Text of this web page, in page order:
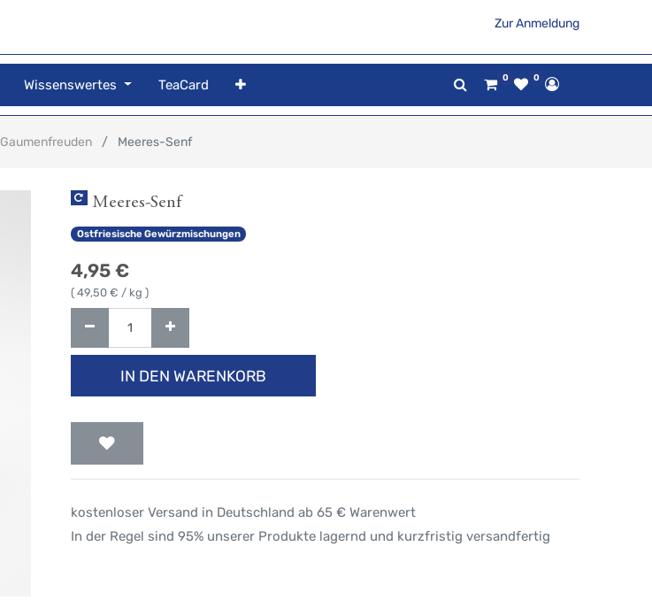
Zur Anmeldung
Wissenswertes TeaCard 0 0
Gaumenfreuden Meeres-Senf
Meeres-Senf
Ostfriesische Gewürzmischungen
4,95 €
( 49,50 € / kg )
IN DEN WARENKORB
kostenloser Versand in Deutschland ab 65 € Warenwert
In der Regel sind 95% unserer Produkte lagernd und kurzfristig versandfertig